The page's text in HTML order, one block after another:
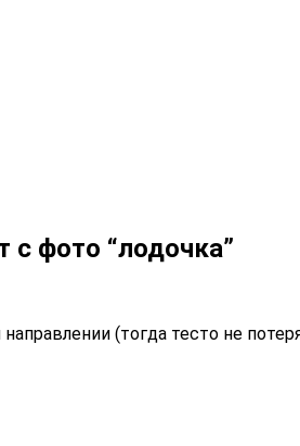
с фото “лодочка”
(тогда тесто не